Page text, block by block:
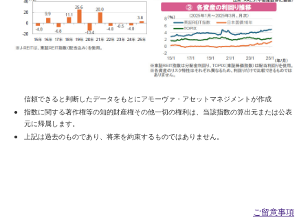
信頼できると判断したデータをもとにアモーヴァ・アセットマネジメントが作成
指数に関する著作権等の知的財産権その他一切の権利は、当該指数の算出元または公表
元に帰属します。
上記は過去のものであり、将来を約束するものではありません。
ご留意事項